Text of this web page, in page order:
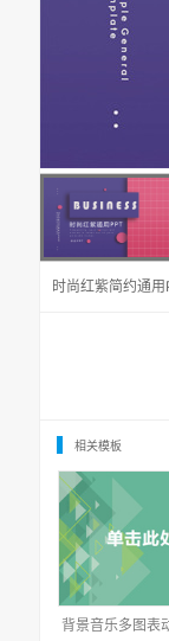
时尚红紫简约通
相关模板
背景音乐多图表